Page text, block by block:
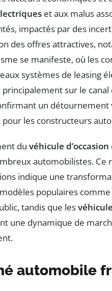
et aux malus
impactés par des
des offres attractives,
se manifeste, où les
systèmes de leasing
principalement sur le
un détournement
pour les constructeurs
du véhicule d’occasion
automobilistes. Ce
indique une
populaires comme
tandis que les
une dynamique de
automobile